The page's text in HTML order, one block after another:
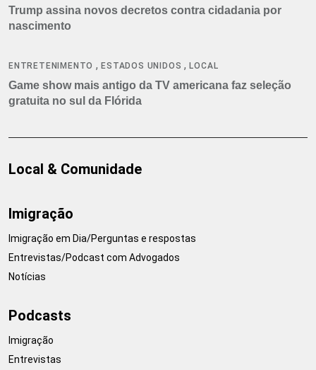
Trump assina novos decretos contra cidadania por
nascimento
ENTRETENIMENTO ,ESTADOS UNIDOS ,LOCAL
Game show mais antigo da TV americana faz seleção
gratuita no sul da Flórida
Local & Comunidade
Imigração
Imigração em Dia/Perguntas e respostas
Entrevistas/Podcast com Advogados
Notícias
Podcasts
Imigração
Entrevistas